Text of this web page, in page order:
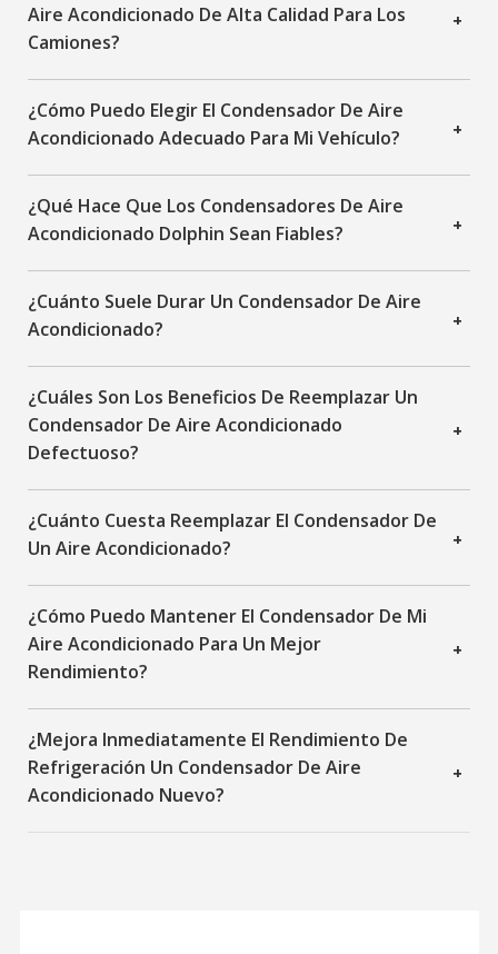
Aire Acondicionado De Alta Calidad Para Los
Camiones?
+
¿Cómo Puedo Elegir El Condensador De Aire
Acondicionado Adecuado Para Mi Vehículo?
+
¿Qué Hace Que Los Condensadores De Aire
Acondicionado Dolphin Sean Fiables?
+
¿Cuánto Suele Durar Un Condensador De Aire
Acondicionado?
+
¿Cuáles Son Los Beneficios De Reemplazar Un
Condensador De Aire Acondicionado
Defectuoso?
+
¿Cuánto Cuesta Reemplazar El Condensador De
Un Aire Acondicionado?
+
¿Cómo Puedo Mantener El Condensador De Mi
Aire Acondicionado Para Un Mejor
Rendimiento?
+
¿Mejora Inmediatamente El Rendimiento De
Refrigeración Un Condensador De Aire
Acondicionado Nuevo?
+